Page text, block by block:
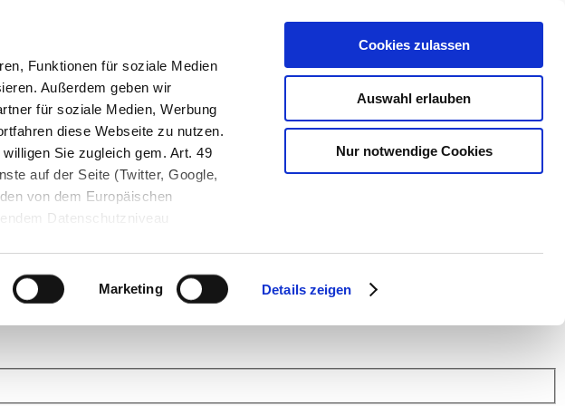
Funktionen für soziale Medien
Außerdem geben wir
für soziale Medien, Werbung
diese Webseite zu nutzen.
Sie zugleich gem. Art. 49
auf der Seite (Twitter, Google,
von dem Europäischen
Datenschutzniveau
Marketing Details zeigen
Cookies zulassen
Auswahl erlauben
Nur notwendige Cookies
Ihrem Wissen anderen weiter.